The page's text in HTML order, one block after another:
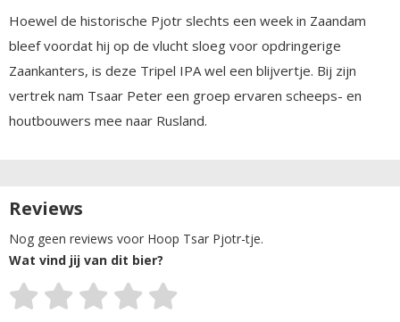
Hoewel de historische Pjotr slechts een week in Zaandam
bleef voordat hij op de vlucht sloeg voor opdringerige
Zaankanters, is deze Tripel IPA wel een blijvertje. Bij zijn
vertrek nam Tsaar Peter een groep ervaren scheeps- en
houtbouwers mee naar Rusland.
Reviews
Nog geen reviews voor Hoop Tsar Pjotr-tje.
Wat vind jij van dit bier?